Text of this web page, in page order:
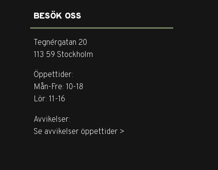
BESÖK OSS
Tegnérgatan 20
113 59 Stockholm
Öppettider:
Mån-Fre: 10-18
Lör: 11-16
Avvikelser:
Se avvikelser öppettider >